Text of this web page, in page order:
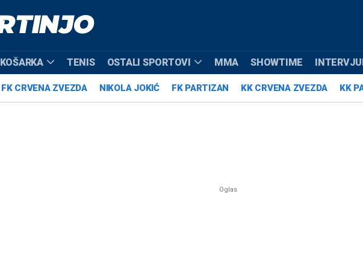
KOŠARKA TENIS OSTALI SPORTOVI MMA SHOWTIME
FK CRVENA ZVEZDA NIKOLA JOKIĆ FK PARTIZAN KK CRVENA ZVEZDA KK